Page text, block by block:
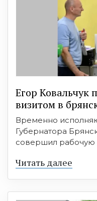
Егор Ковальчук
визитом в
Временно
Губернатора
совершил рабочую
Читать далее